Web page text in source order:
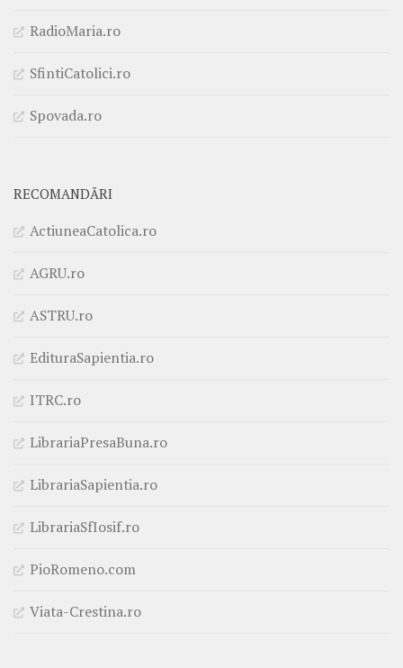
RadioMaria.ro
SfintiCatolici.ro
Spovada.ro
RECOMANDĂRI
ActiuneaCatolica.ro
AGRU.ro
ASTRU.ro
EdituraSapientia.ro
ITRC.ro
LibrariaPresaBuna.ro
LibrariaSapientia.ro
LibrariaSfIosif.ro
PioRomeno.com
Viata-Crestina.ro